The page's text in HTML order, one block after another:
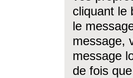
cliquant le
le
message,
message
de fois